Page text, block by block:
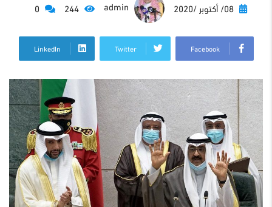
08/ أكتوبر /2020 244
Facebook
Twitter
LinkedIn